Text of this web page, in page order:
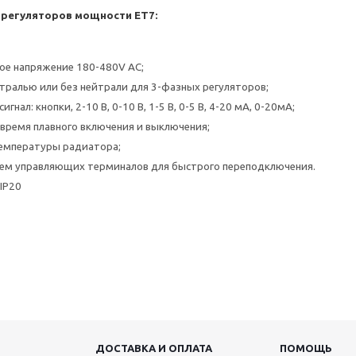
мощности ET7:
напряжение 180-480V AC;
или без нейтрали для 3-фазных регуляторов;
кнопки, 2-10 В, 0-10 В, 1-5 В, 0-5 В, 4-20 мА, 0-20мА;
плавного включения и выключения;
радиатора;
управляющих терминалов для быстрого переподключения.
ДОСТАВКА И ОПЛАТА ПОМОЩЬ